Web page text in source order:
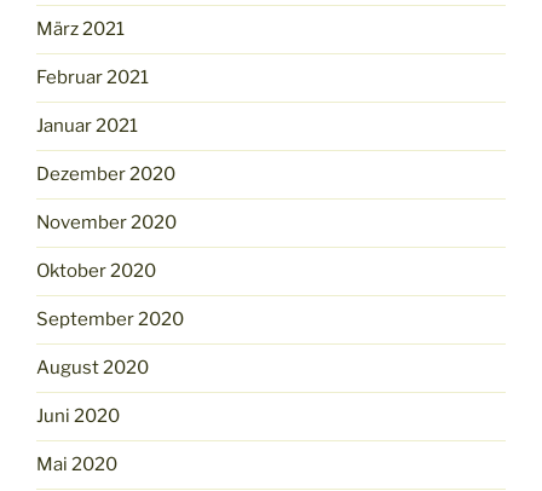
März 2021
Februar 2021
Januar 2021
Dezember 2020
November 2020
Oktober 2020
September 2020
August 2020
Juni 2020
Mai 2020